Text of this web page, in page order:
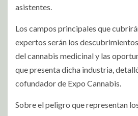
asistentes.
Los campos principales que
expertos serán los
del cannabis medicinal y las
que presenta dicha industria,
cofundador de Expo Cannabis.
Sobre el peligro que representan